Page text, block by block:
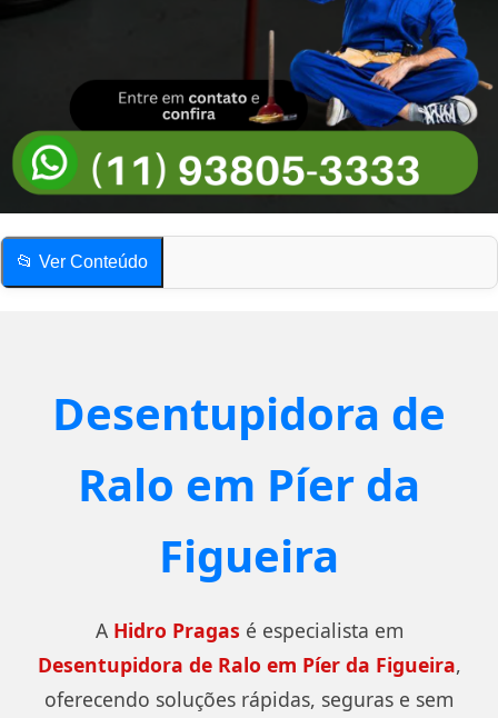
📂 Ver Conteúdo
Desentupidora de Ralo em Píer da Figueira
Desentupidora de
Ralo em Píer da
Figueira
A Hidro Pragas é especialista em
Desentupidora de Ralo em Píer da Figueira,
oferecendo soluções rápidas, seguras e sem